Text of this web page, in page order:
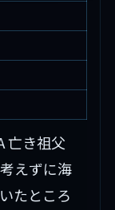
亡き祖父
えずに海
たところ